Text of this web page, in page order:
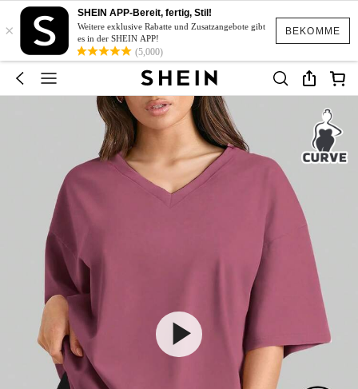
BEKOMME
×
SHEIN APP-Bereit, fertig, Stil!
Weitere exklusive Rabatte und Zusatzangebote gibt
es in der SHEIN APP!
(5,000)